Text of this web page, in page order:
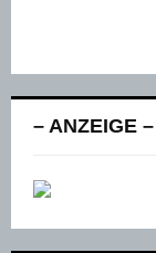
– ANZEIGE –